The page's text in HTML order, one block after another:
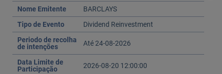
Nome Emitente
BARCLAYS
Tipo de Evento
Dividend Reinvestment
Periodo de recolha
de intenções
Até 24-08-2026
Data Limite de
Participação
2026-08-20 12:00:00